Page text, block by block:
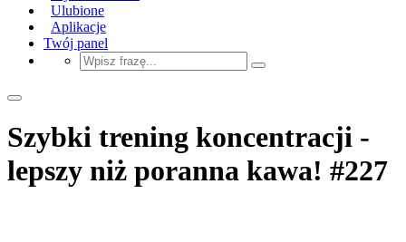
Ulubione
Aplikacje
Twój panel
Szybki trening koncentracji -
lepszy niż poranna kawa! #227